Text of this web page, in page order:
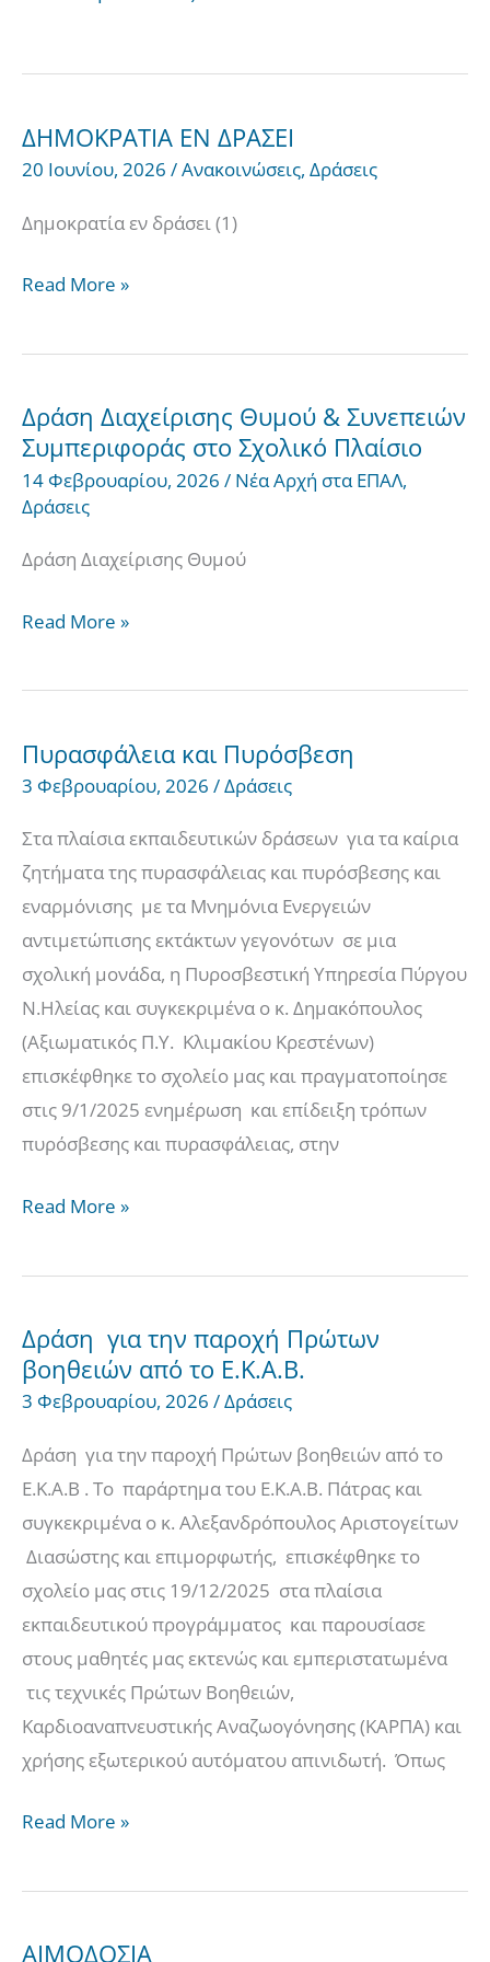
ΔΗΜΟΚΡΑΤΙΑ ΕΝ ΔΡΑΣΕΙ
20 Ιουνίου, 2026 /Ανακοινώσεις, Δράσεις
Δημοκρατία εν δράσει (1)
ΔΗΜΟΚΡΑΤΙΑ
ΕΝ
Read More »
Δράση Διαχείρισης Θυμού & Συνεπειών
Συμπεριφοράς στο Σχολικό Πλαίσιο
14 Φεβρουαρίου, 2026 / Νέα Αρχή στα ΕΠΑΛ,
Δράσεις
Δράση Διαχείρισης Θυμού
Δράση
Διαχείρισης
Θυμού
&
Συνεπειών
στο
Πλαίσιο
Read More »
Πυρασφάλεια και Πυρόσβεση
3 Φεβρουαρίου, 2026 /Δράσεις
Στα πλαίσια εκπαιδευτικών δράσεων για τα καίρια
ζητήματα της πυρασφάλειας και πυρόσβεσης και
εναρμόνισης με τα Μνημόνια Ενεργειών
αντιμετώπισης εκτάκτων γεγονότων σε μια
σχολική μονάδα, η Πυροσβεστική Υπηρεσία Πύργου
Ν.Ηλείας και συγκεκριμένα ο κ. Δημακόπουλος
(Αξιωματικός Π.Υ. Κλιμακίου Κρεστένων)
επισκέφθηκε το σχολείο μας και πραγματοποίησε
στις 9/1/2025 ενημέρωση και επίδειξη τρόπων
πυρόσβεσης και πυρασφάλειας, στην
Πυρασφάλεια
και
Read More »
Δράση για την παροχή Πρώτων
βοηθειών από το Ε.Κ.Α.Β.
3 Φεβρουαρίου, 2026 /Δράσεις
Δράση για την παροχή Πρώτων βοηθειών από το
Ε.Κ.Α.Β . Το παράρτημα του Ε.Κ.Α.Β. Πάτρας και
συγκεκριμένα ο κ. Αλεξανδρόπουλος Αριστογείτων
Διασώστης και επιμορφωτής, επισκέφθηκε το
σχολείο μας στις 19/12/2025 στα πλαίσια
εκπαιδευτικού προγράμματος και παρουσίασε
στους μαθητές μας εκτενώς και εμπεριστατωμένα
τις τεχνικές Πρώτων Βοηθειών,
Καρδιοαναπνευστικής Αναζωογόνησης (ΚΑΡΠΑ) και
χρήσης εξωτερικού αυτόματου απινιδωτή. Όπως
Δράση
για
την
Πρώτων
από
Ε.Κ.Α.Β.
Read More »
ΑΙΜΟΔΟΣΙΑ
ΑΙΜΟΔΟΣΙΑ